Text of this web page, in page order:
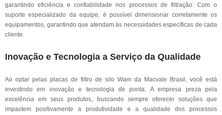
garantindo eficiência e confiabilidade nos processos de filtração. Com o
suporte especializado da equipe, é possível dimensionar corretamente os
equipamentos, garantindo que atendam às necessidades específicas de cada
cliente.
Inovação e Tecnologia a Serviço da Qualidade
Ao optar pelas placas de filtro de silo Wam da Macvale Brasil, você está
investindo em inovação e tecnologia de ponta. A empresa preza pela
excelência em seus produtos, buscando sempre oferecer soluções que
impactem positivamente a produtividade e a qualidade dos processos